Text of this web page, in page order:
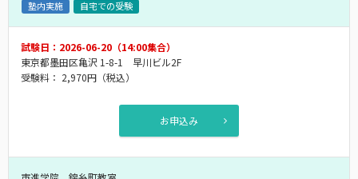
塾内実施 自宅での受験
試験日：2026-06-20（14:00集合）
東京都墨田区亀沢 1-8-1 早川ビル2F
受験料： 2,970円 （税込）
お申込み